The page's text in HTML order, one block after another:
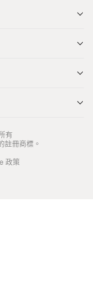
有
註冊商標。
政策